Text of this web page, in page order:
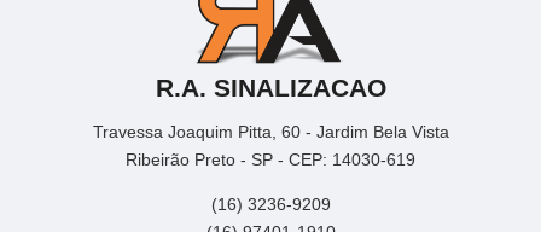
R.A. SINALIZACAO
Travessa Joaquim Pitta, 60 - Jardim Bela Vista
Ribeirão Preto - SP - CEP: 14030-619
(16) 3236-9209